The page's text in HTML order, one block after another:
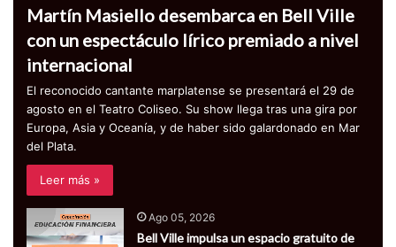
Martín Masiello desembarca en Bell Ville
con un espectáculo lírico premiado a nivel
internacional
El reconocido cantante marplatense se presentará el 29 de
agosto en el Teatro Coliseo. Su show llega tras una gira por
Europa, Asia y Oceanía, y de haber sido galardonado en Mar
del Plata.
Leer más »
Ago 05, 2026
Bell Ville impulsa un espacio gratuito de